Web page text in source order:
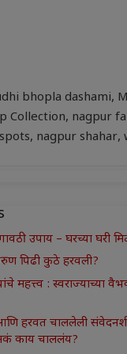
bhopla dashami,
Collection, nagpur
, nagpur shahar,
उपाय – घरच्या घरी
पिढी कुठे हरवली?
महत्त्व : स्वराज्याच्या
आणि हरवत चाललेली
काय चाललंय?